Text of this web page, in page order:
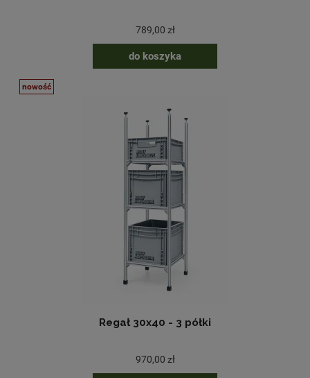
789,00 zł
do koszyka
Regał 30x40 - 3 półki
970,00 zł
nowość